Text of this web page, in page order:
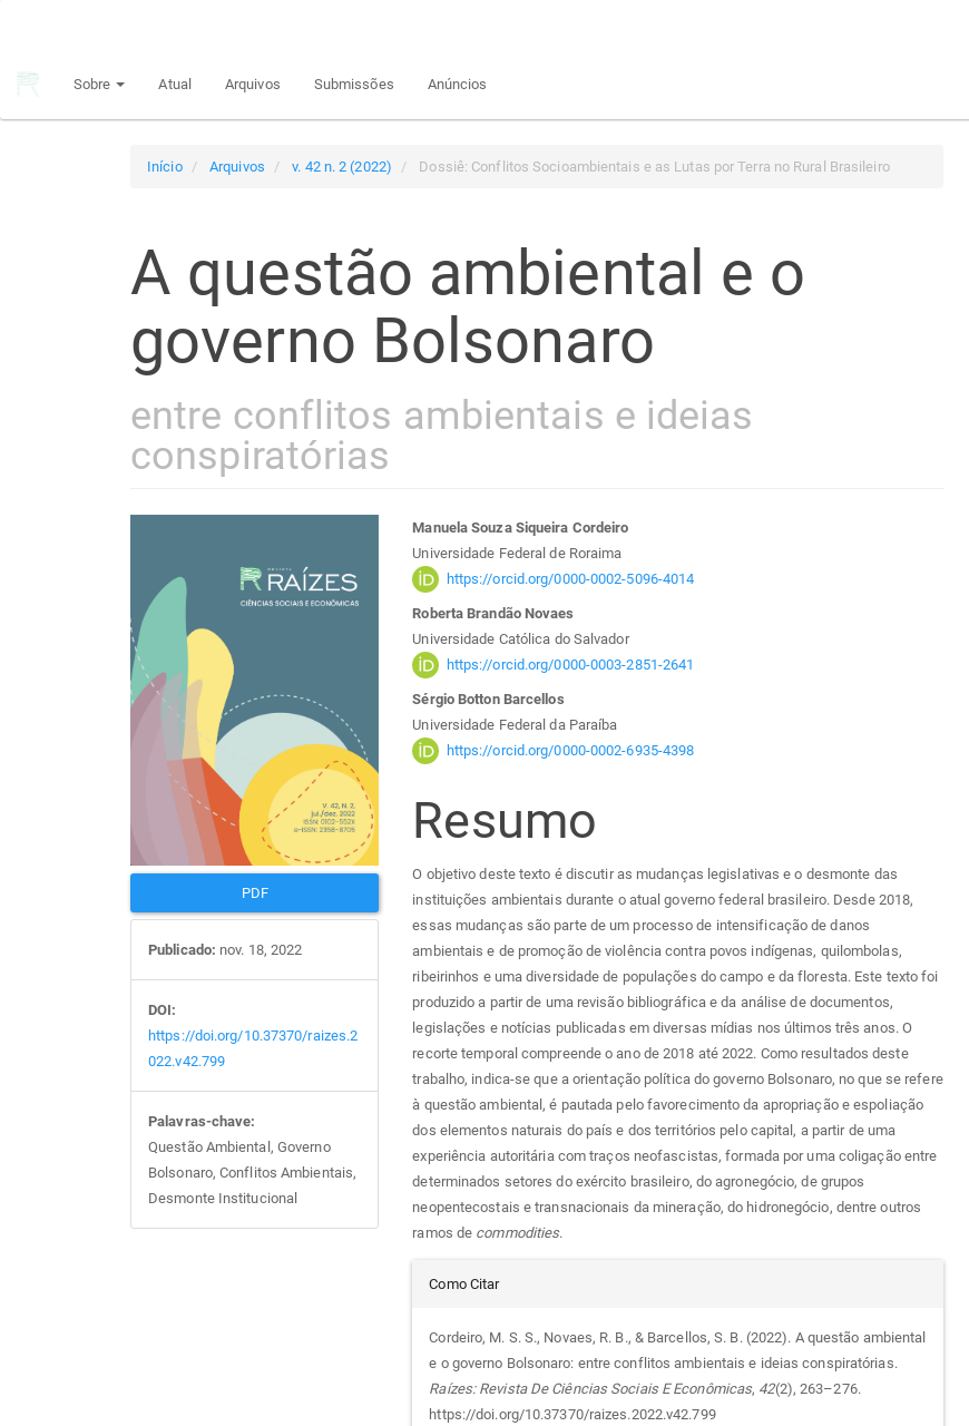
principal
Sobre Atual Arquivos Submissões Anúncios
Início Arquivos v. 42 n. 2 (2022) Dossiê: Conflitos Socioambientais e as Lutas por Terra no Rural Brasileiro
A questão ambiental e o
governo Bolsonaro
entre conflitos ambientais e ideias
conspiratórias
lateral
de
artigos
PDF
Publicado: nov. 18, 2022
DOI:
https://doi.org/10.37370/raizes.2
022.v42.799
Palavras-chave:
Questão Ambiental, Governo
Bolsonaro, Conflitos Ambientais,
Desmonte Institucional
Conteúdo
do
artigo
principal
Manuela Souza Siqueira Cordeiro
Universidade Federal de Roraima
https://orcid.org/0000-0002-5096-4014
Roberta Brandão Novaes
Universidade Católica do Salvador
https://orcid.org/0000-0003-2851-2641
Sérgio Botton Barcellos
Universidade Federal da Paraíba
https://orcid.org/0000-0002-6935-4398
Resumo
O objetivo deste texto é discutir as mudanças legislativas e o desmonte das
instituições ambientais durante o atual governo federal brasileiro. Desde 2018,
essas mudanças são parte de um processo de intensificação de danos
ambientais e de promoção de violência contra povos indígenas, quilombolas,
ribeirinhos e uma diversidade de populações do campo e da floresta. Este texto foi
produzido a partir de uma revisão bibliográfica e da análise de documentos,
legislações e notícias publicadas em diversas mídias nos últimos três anos. O
recorte temporal compreende o ano de 2018 até 2022. Como resultados deste
trabalho, indica-se que a orientação política do governo Bolsonaro, no que se refere
à questão ambiental, é pautada pelo favorecimento da apropriação e espoliação
dos elementos naturais do país e dos territórios pelo capital, a partir de uma
experiência autoritária com traços neofascistas, formada por uma coligação entre
determinados setores do exército brasileiro, do agronegócio, de grupos
neopentecostais e transnacionais da mineração, do hidronegócio, dentre outros
ramos de commodities.
Detalhes
do
artigo
Como Citar
Cordeiro, M. S. S., Novaes, R. B., & Barcellos, S. B. (2022). A questão ambiental
e o governo Bolsonaro: entre conflitos ambientais e ideias conspiratórias.
Raízes: Revista De Ciências Sociais E Econômicas, 42(2), 263–276.
https://doi.org/10.37370/raizes.2022.v42.799